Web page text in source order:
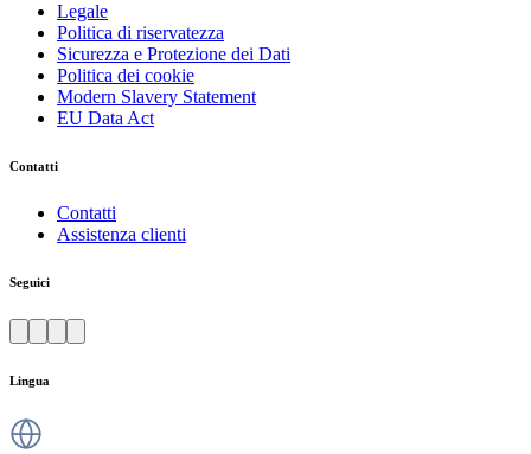
Legale
Politica di riservatezza
Sicurezza e Protezione dei Dati
Politica dei cookie
Modern Slavery Statement
EU Data Act
Contatti
Contatti
Assistenza clienti
Seguici
Lingua